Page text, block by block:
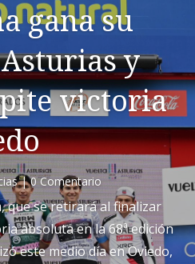
gana su
y
victoria
| 0 Comentario
que se retirará al finalizar
absoluta en la 68ª edición
este medio día en Oviedo,